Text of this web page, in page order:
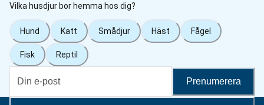
Vilka husdjur bor hemma hos dig?
Hund Katt Smådjur Häst Fågel
Fisk Reptil
Prenumerera